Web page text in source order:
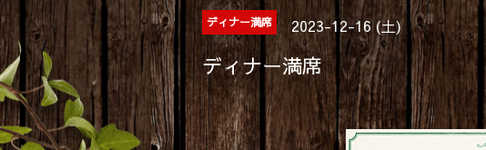
ディナー満席 2023-12-16 (土)
ディナー満席